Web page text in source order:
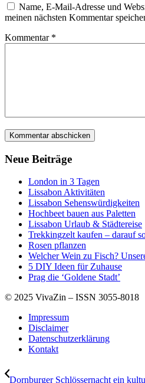
Name, E-Mail-Adresse und
meinen nächsten Kommentar
Kommentar *
Neue Beiträge
London in 3 Tagen
Lissabon Aktivitäten
Lissabon Sehenswürdigkeiten
Hochbeet bauen aus Paletten
Lissabon Urlaub & Städtereise
Trekkingzelt kaufen – darauf
Rosen pflanzen
Welcher Wein zu Fisch?
5 DIY Ideen für Zuhause
Prag die ‘Goldene Stadt’
© 2025 VivaZin – ISSN 3055-8018
Impressum
Disclaimer
Datenschutzerklärung
Kontakt
Dornburger Schlössernacht ein